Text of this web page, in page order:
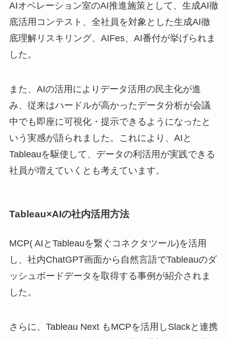
AIオペレーション室のAI推進施策として、生成AI徹
底活用コンテスト、全社員を対象とした生成AI徹
底理解リスキリング、AIFes、AI番付が挙げられま
した。
また、AIの活用によりデータ活用の民主化が進
み、従来はハードルが高かったデータ分析が会議
中でも即座に可視化・提示できるようになったと
いう実感が語られました。これにより、AIと
Tableauを駆使して、データの利活用が実践できる
社員が増えていくとも考えています。
Tableau×AIの社内活用方法
MCP( AIとTableauを繋ぐコネクタツール)を活用
し、社内ChatGPT画面から自然言語でTableauのダ
ッシュボードデータを取得する事例が紹介されま
した。
さらに、Tableau Next もMCPを活用しSlackと連携